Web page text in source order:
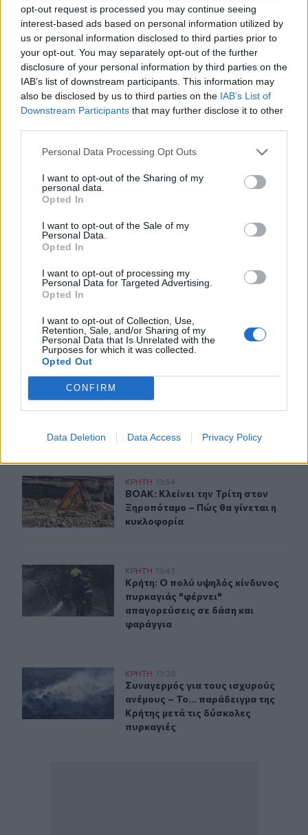
opt-out request is processed you may continue seeing
interest-based ads based on personal information utilized by
us or personal information disclosed to third parties prior to
your opt-out. You may separately opt-out of the further
disclosure of your personal information by third parties on the
IAB’s list of downstream participants. This information may
also be disclosed by us to third parties on the IAB’s List of
Downstream Participants that may further disclose it to other
Personal Data Processing Opt Outs
I want to opt-out of the Sharing of my
personal data.
Opted In
I want to opt-out of the Sale of my
Personal Data.
Opted In
I want to opt-out of processing my
Personal Data for Targeted Advertising.
Opted In
I want to opt-out of Collection, Use,
Retention, Sale, and/or Sharing of my
Personal Data that Is Unrelated with the
Purposes for which it was collected.
Opted Out
CONFIRM
Data Deletion Data Access Privacy Policy
παράδειγμα της Κρήτης μετά τις δύσκολες πυρκαγιές
ΠΕΡΙΣΣΟΤΕΡΑ
ΣΧΕΤΙΚA AΡΘΡΑ
«Του χρόνου σχεδιάζουμε να επιστρέψουμε στην
μετά τη φωτιά στο νότιο
Συναγερμός για άνδρα περιπατητή που ζήτησε τις
ΚΡΗΤΗ
περιπατητή που ζήτησε τις
πρώτες βοήθειες κοντά στο
φαράγγι του Τράφουλα
Άμεση κι αποτελεσματική επέμβαση της
Άμεση κι αποτελεσματική
Άμεση κι αποτελεσματική
για φωτιά στα Νέα Ρούματα
ΒΟΑΚ: Κλείνει την Τρίτη στον Ξηροπόταμο – Πώς θα
ΚΡΗΤΗ 13:54
ΒΟΑΚ: Κλείνει την Τρίτη στον
ΒΟΑΚ: Κλείνει την Τρίτη στον
Ξηροπόταμο – Πώς θα γίνεται η
κυκλοφορία
Κρήτη: Ο πολύ υψηλός κίνδυνος πυρκαγιάς "φέρνει"
ΚΡΗΤΗ 13:43
Κρήτη: Ο πολύ υψηλός κίνδυνος
Κρήτη: Ο πολύ υψηλός κίνδυνος
πυρκαγιάς "φέρνει"
απαγορεύσεις σε δάση και
φαράγγια
Συναγερμός για τους ισχυρούς ανέμους – Το...
ΚΡΗΤΗ 13:28
Συναγερμός για τους ισχυρούς
Συναγερμός για τους ισχυρούς
ανέμους – Το... παράδειγμα της
Κρήτης μετά τις δύσκολες
πυρκαγιές